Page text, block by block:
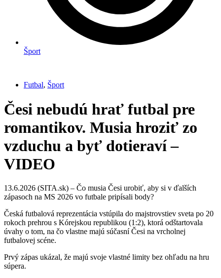
Šport
Futbal, Šport
Česi nebudú hrať futbal pre
romantikov. Musia hroziť zo
vzduchu a byť dotieraví –
VIDEO
13.6.2026 (SITA.sk) – Čo musia Česi urobiť, aby si v ďalších
zápasoch na MS 2026 vo futbale pripísali body?
Česká futbalová reprezentácia vstúpila do majstrovstiev sveta po 20
rokoch prehrou s Kórejskou republikou (1:2), ktorá odštartovala
úvahy o tom, na čo vlastne majú súčasní Česi na vrcholnej
futbalovej scéne.
Prvý zápas ukázal, že majú svoje vlastné limity bez ohľadu na hru
súpera.